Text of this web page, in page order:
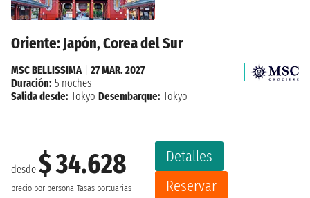
Oriente: Japón, Corea del Sur
desde $ 34.628
precio por persona Tasas portuarias
Detalles
Reservar
MSC BELLISSIMA
27 MAR. 2027
Duración: 5 noches
Salida desde: Tokyo Desembarque: Tokyo